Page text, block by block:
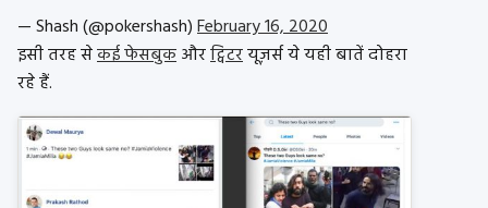
— Shash (@pokershash)February 16, 2020
इसी तरह सेकई फेसबुकऔरट्विटरयूज़र्स ये यही बातें दोहरा
रहे हैं.